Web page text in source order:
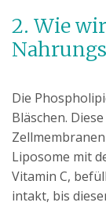
2. Wie
Die
Bläschen.
Liposome mit
Vitamin C,
intakt, bis